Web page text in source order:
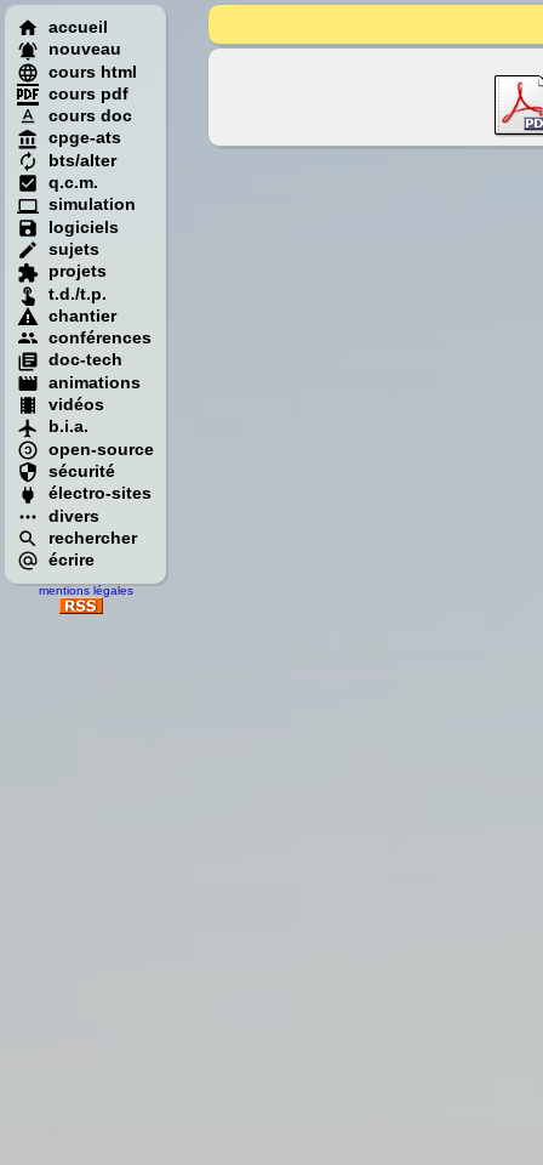
accueil
nouveau
cours html
cours pdf
cours doc
cpge-ats
bts/alter
q.c.m.
simulation
logiciels
sujets
projets
t.d./t.p.
chantier
conférences
doc-tech
animations
vidéos
b.i.a.
open-source
sécurité
électro-sites
divers
rechercher
écrire
mentions légales